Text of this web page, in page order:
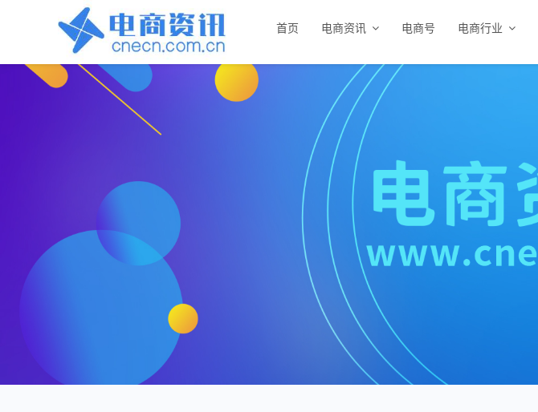
首页 电商资讯 电商号 电商行业